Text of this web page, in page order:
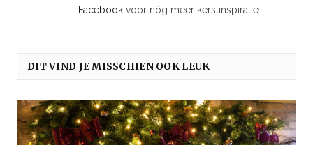
Facebook voor nóg meer kerstinspiratie.
DIT VIND JE MISSCHIEN OOK LEUK